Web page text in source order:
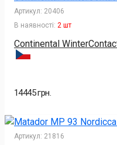
Артикул: 20406
В наявності: 2 шт
Continental
14445 грн.
Артикул: 21816